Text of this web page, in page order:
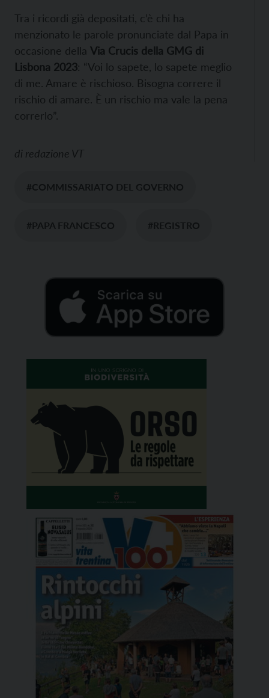
Tra i ricordi già depositati, c’è chi ha
menzionato le parole pronunciate dal Papa in
occasione della Via Crucis della GMG di
Lisbona 2023: “Voi lo sapete, lo sapete meglio
di me. Amare è rischioso. Bisogna correre il
rischio di amare. È un rischio ma vale la pena
correrlo”.
di redazione VT
#COMMISSARIATO DEL GOVERNO
#PAPA FRANCESCO #REGISTRO